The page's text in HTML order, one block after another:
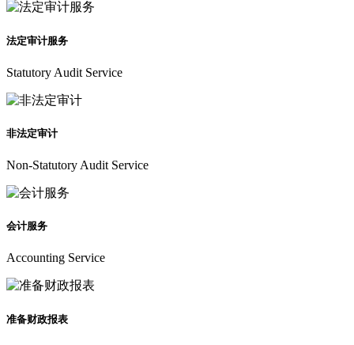
法定审计服务
Statutory Audit Service
非法定审计
Non-Statutory Audit Service
会计服务
Accounting Service
准备财政报表